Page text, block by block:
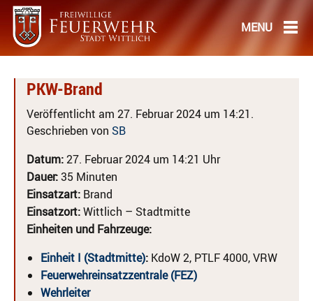
PKW-Brand
Veröffentlicht am 27. Februar 2024 um 14:21.
Geschrieben von SB
Datum:27. Februar 2024 um 14:21 Uhr
Dauer:35 Minuten
Einsatzart: Brand
Einsatzort:Wittlich – Stadtmitte
Einheiten und Fahrzeuge:
Einheit I (Stadtmitte): KdoW 2, PTLF 4000, VRW
Feuerwehreinsatzzentrale (FEZ)
Wehrleiter